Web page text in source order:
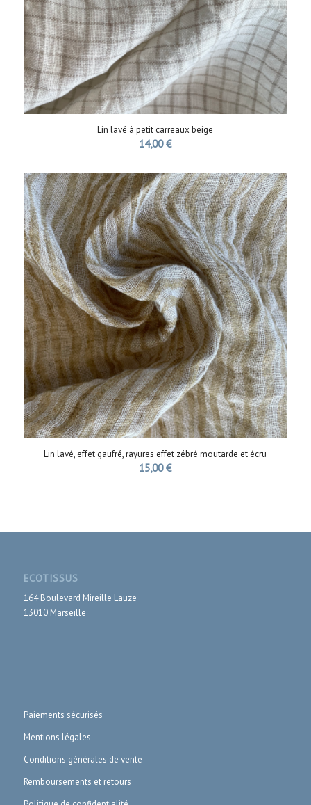
Lin lavé à petit carreaux beige
14,00€
Lin lavé, effet gaufré, rayures effet zébré moutarde et écru
15,00€
ECOTISSUS
164 Boulevard Mireille Lauze
13010 Marseille
Paiements sécurisés
Mentions légales
Conditions générales de vente
Remboursements et retours